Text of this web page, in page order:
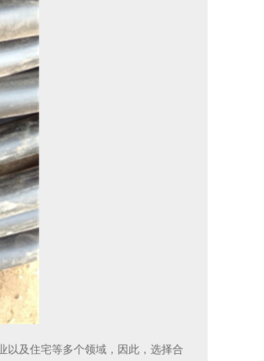
以及住宅等多个领域，因此，选择合